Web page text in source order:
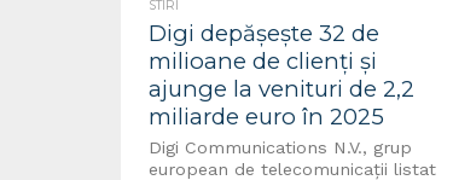
STIRI
Digi depășește 32 de
milioane de clienți și
ajunge la venituri de 2,2
miliarde euro în 2025
Digi Communications N.V., grup
european de telecomunicații listat